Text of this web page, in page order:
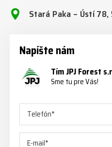
Stará Paka – Ústí
Napíšte nám
Tím JPJ Forest
Sme tu pre Vás!